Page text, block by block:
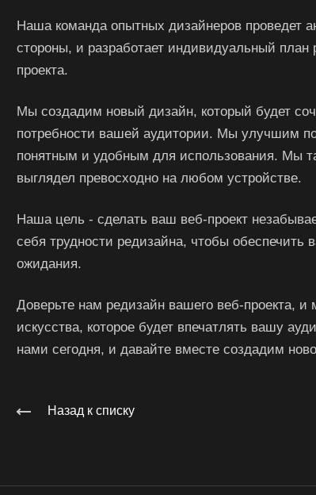
Наша команда опытных дизайнеров проведет
стороны, и разработает индивидуальный
проекта.
Мы создадим новый дизайн, который будет
потребности вашей аудитории. Мы улучшим
понятным и удобным для использования. Мы
выглядел превосходно на любом устройстве.
Наша цель - сделать ваш веб-проект
себя трудности редизайна, чтобы обеспечить
ожидания.
Доверьте нам редизайн вашего веб-проекта,
искусства, которое будет впечатлять вашу
нами сегодня, и давайте вместе создадим
Назад к списку